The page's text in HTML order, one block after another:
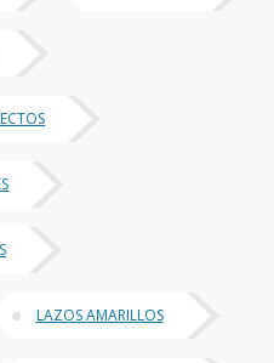
LAZOS AMARILLOS